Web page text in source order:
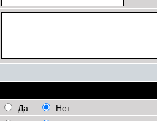
Да
Нет